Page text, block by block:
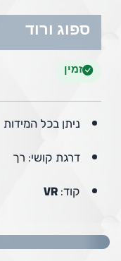
ספוג ורוד
זמין
ניתן בכל המידות
דרגת קושי: רך
קוד:VR